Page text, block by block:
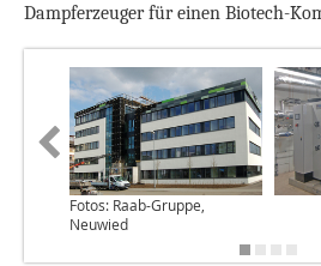
Dampferzeuger für einen Biotech-
Fotos: Raab-Gruppe,
Neuwied